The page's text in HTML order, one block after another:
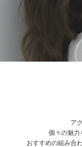
ア
個々の魅力
おすすめの組み合